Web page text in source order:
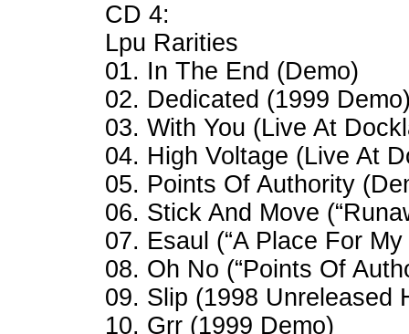
CD 4:
Lpu Rarities
01. In The End (Demo)
02. Dedicated (1999
03. With You (Live At
04. High Voltage (Live At
05. Points Of Authority
06. Stick And Move
07. Esaul (“A Place For
08. Oh No (“Points Of
09. Slip (1998 Unreleased
10. Grr (1999 Demo)